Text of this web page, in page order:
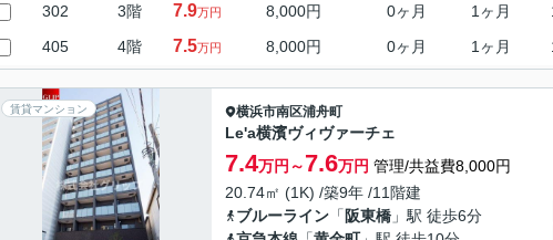
302 3階 7.9万円 8,000円 0ヶ月 1ヶ月
405 4階 7.5万円 8,000円 0ヶ月 1ヶ月
賃貸マンション 横浜市南区浦舟町
Le'a横濱ヴィヴァーチェ
7.4万円～7.6万円 管理/共益費8,000円
20.74㎡ (1K) /築9年 /11階建
ブルーライン 「 阪東橋 」駅 徒歩6分